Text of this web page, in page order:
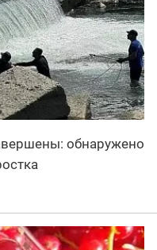
обнаружено